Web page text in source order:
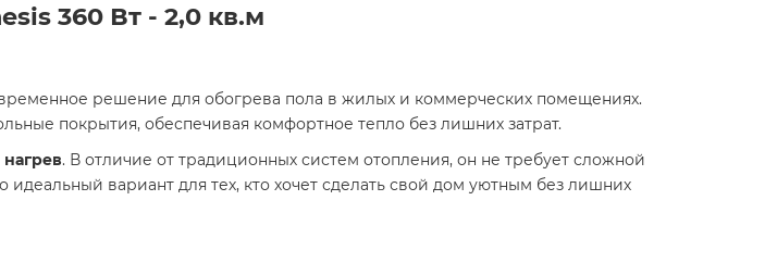
360 Вт - 2,0 кв.м
решение для обогрева пола в жилых и коммерческих помещениях.
покрытия, обеспечивая комфортное тепло без лишних затрат.
. В отличие от традиционных систем отопления, он не требует сложной
вариант для тех, кто хочет сделать свой дом уютным без лишних